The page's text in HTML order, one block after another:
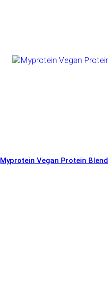
Myprotein Vegan Protein Blend